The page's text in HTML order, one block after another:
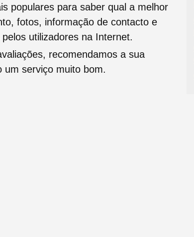
populares para saber qual a melhor
fotos, informação de contacto e
utilizadores na Internet.
recomendamos a sua
um serviço muito bom.